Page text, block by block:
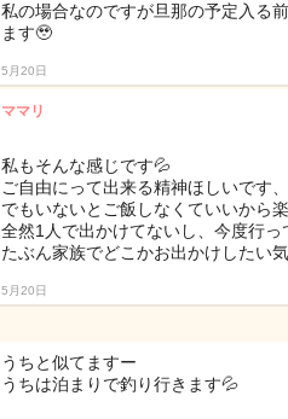
私の場合なのですが旦那の予定入る
ます🥹
5月20日
ママリ
私もそんな感じです💦
ご自由にって出来る精神ほしいです、
でもいないとご飯しなくていいから
全然1人で出かけてないし、今度行っ
たぶん家族でどこかお出かけしたい
5月20日
うちと似てますー
うちは泊まりで釣り行きます💦